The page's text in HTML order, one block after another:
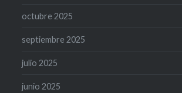
octubre 2025
septiembre 2025
julio 2025
junio 2025